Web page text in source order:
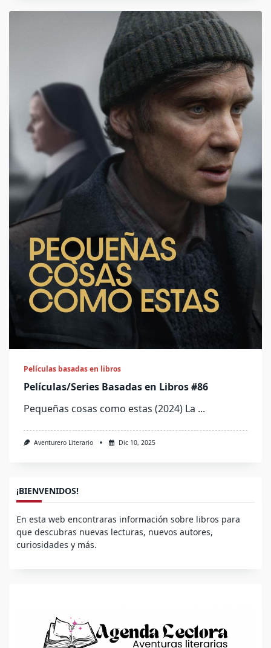
Películas basadas en libros
Películas/Series Basadas en Libros #86
Pequeñas cosas como estas (2024) La ...
Aventurero Literario Dic 10, 2025
¡BIENVENIDOS!
En esta web encontraras información sobre libros para
que descubras nuevas lecturas, nuevos autores,
curiosidades y más.